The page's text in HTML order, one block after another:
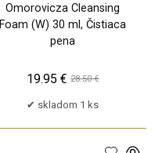
Omorovicza Cleansing
Foam (W) 30 ml, Čistiaca
pena
skladom 1 ks
19.95 € 28.50 €